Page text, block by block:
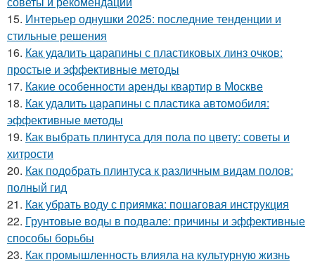
15. Интерьер однушки 2025: последние тенденции и
стильные решения
16. Как удалить царапины с пластиковых линз очков:
простые и эффективные методы
17. Какие особенности аренды квартир в Москве
18. Как удалить царапины с пластика автомобиля:
эффективные методы
19. Как выбрать плинтуса для пола по цвету: советы и
хитрости
20. Как подобрать плинтуса к различным видам полов:
полный гид
21. Как убрать воду с приямка: пошаговая инструкция
22. Грунтовые воды в подвале: причины и эффективные
способы борьбы
23. Как промышленность влияла на культурную жизнь